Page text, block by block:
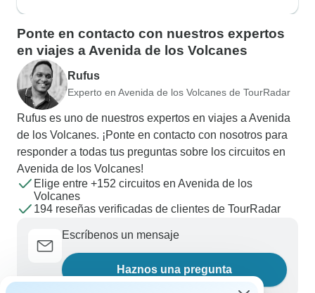
Ponte en contacto con nuestros expertos
en viajes a Avenida de los Volcanes
Rufus
Experto en Avenida de los Volcanes de TourRadar
Rufus es uno de nuestros expertos en viajes a Avenida
de los Volcanes. ¡Ponte en contacto con nosotros para
responder a todas tus preguntas sobre los circuitos en
Avenida de los Volcanes!
Elige entre +152 circuitos en Avenida de los
Volcanes
194 reseñas verificadas de clientes de TourRadar
Escríbenos un mensaje
Haznos una pregunta